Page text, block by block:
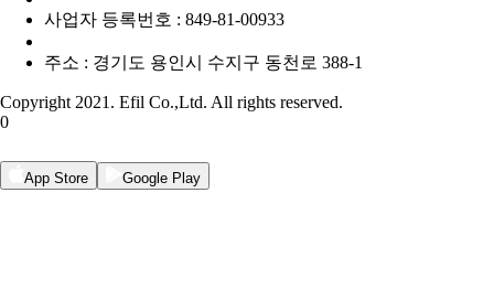
사업자 등록번호 : 849-81-00933
주소 : 경기도 용인시 수지구 동천로 388-1
Copyright 2021. Efil Co.,Ltd. All rights reserved.
0
App Store Google Play